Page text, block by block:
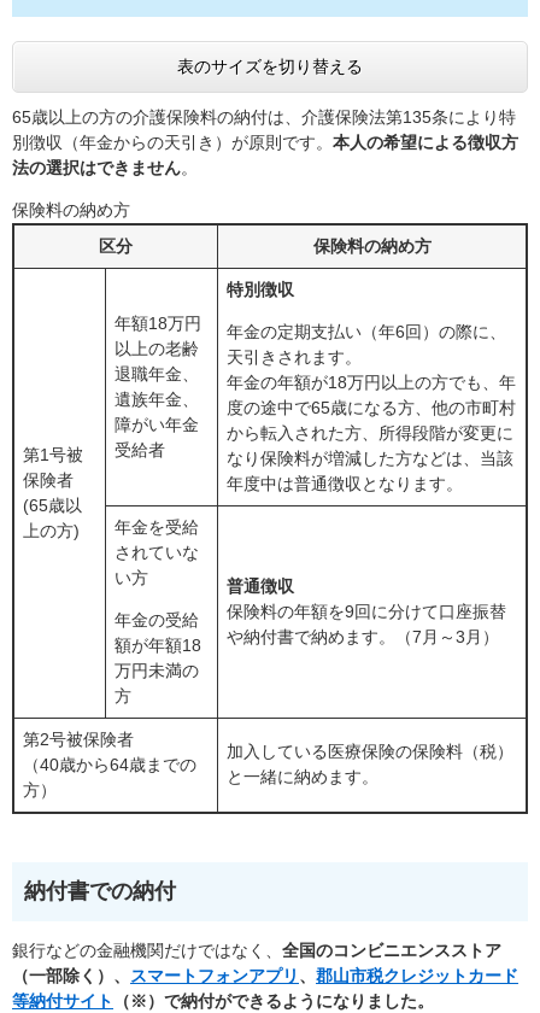
表のサイズを切り替える
65歳以上の方の介護保険料の納付は、介護保険法第135条により特
別徴収（年金からの天引き）が原則です。 本人の希望による徴収方
法の選択はできません。
保険料の納め方
区分
保険料の納め方
第1号被
保険者
(65歳以
上の方)
年額18万円
以上の老齢
退職年金、
遺族年金、
障がい年金
受給者
特別徴収
年金の定期支払い（年6回）の際に、
天引きされます。
年金の年額が18万円以上の方でも、年
度の途中で65歳になる方、他の市町村
から転入された方、所得段階が変更に
なり保険料が増減した方などは、当該
年度中は普通徴収となります。
年金を受給
されていな
い方
年金の受給
額が年額18
万円未満の
方
普通徴収
保険料の年額を9回に分けて口座振替
や納付書で納めます。（7月～3月）
第2号被保険者
（40歳から64歳までの
方）
加入している医療保険の保険料（税）
と一緒に納めます。
納付書での納付
銀行などの金融機関だけではなく、 全国のコンビニエンスストア
（一部除く）、
スマートフォンアプリ 、 郡山市税クレジットカード
等納付サイト
（※）で納付ができるようになりました。